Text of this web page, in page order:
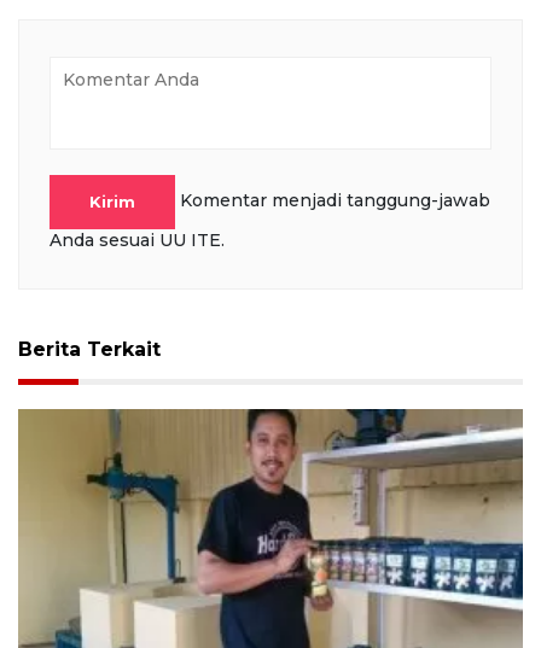
Kirim
Komentar menjadi tanggung-jawab
Anda sesuai UU ITE.
Berita Terkait